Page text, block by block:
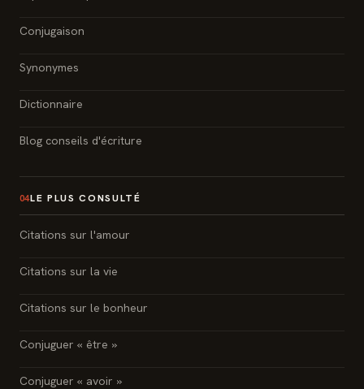
Conjugaison
Synonymes
Dictionnaire
Blog conseils d'écriture
04LE PLUS CONSULTÉ
Citations sur l'amour
Citations sur la vie
Citations sur le bonheur
Conjuguer « être »
Conjuguer « avoir »